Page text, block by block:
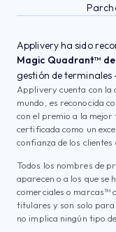
Applivery ha sido
Magic Quadrant™
gestión de terminales
Applivery cuenta con la
mundo, es reconocida
con el premio a la
certificada como un
confianza de los
Todos los nombres de
aparecen o a los que se
comerciales o marcas™
titulares y son solo
no implica ningún tipo